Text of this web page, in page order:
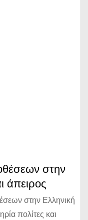
στην
άπειρος
στην Ελληνική
πολίτες και